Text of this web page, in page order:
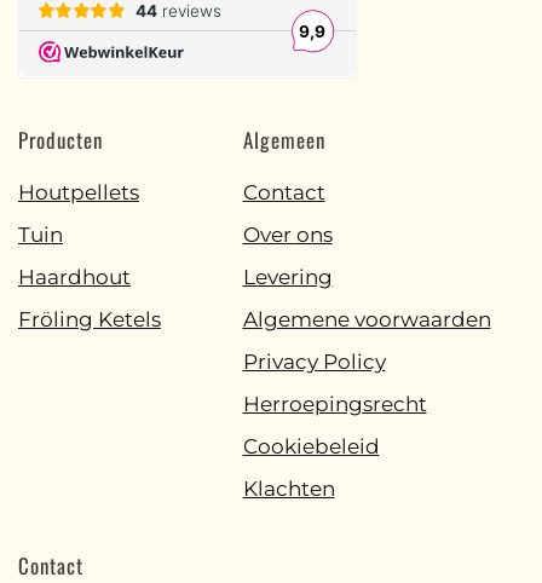
Producten
Houtpellets
Tuin
Haardhout
Fröling Ketels
Algemeen
Contact
Over ons
Levering
Algemene voorwaarden
Privacy Policy
Herroepingsrecht
Cookiebeleid
Klachten
Contact